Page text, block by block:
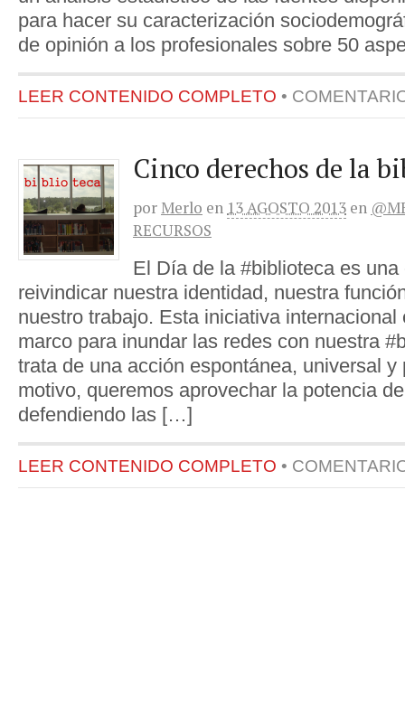
para hacer su caracterización
de opinión a los profesionales sobre 50
LEER CONTENIDO COMPLETO •
Cinco derechos de la
por Merlo en 13 AGOSTO 2013 en
RECURSOS
El Día de la #biblioteca es una
reivindicar nuestra identidad, nuestra
nuestro trabajo. Esta iniciativa internacional
marco para inundar las redes con nuestra
trata de una acción espontánea, universal
motivo, queremos aprovechar la potencia
defendiendo las […]
LEER CONTENIDO COMPLETO •